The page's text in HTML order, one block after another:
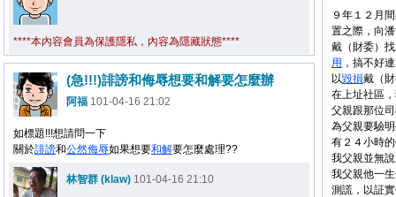
９年１２月
置之際，向
戴（財委）
用 ，搞不好
以毀損戴（
在上址社區
父親跟那位
為父親要驗
有２４小時
我父親並無
我父親他一
測謊，以証
****本內容會員為保護隱私，內容為隱藏狀態****
(急!!!)誹謗和侮辱想要和解要怎麼辦
阿福 101-04-16 21:02
如標題!!!想請問一下
關於誹謗和公然侮辱如果想要和解要怎麼處理??
林智群 (klaw) 101-04-16 21:10